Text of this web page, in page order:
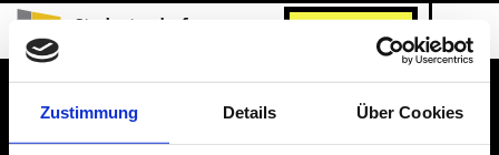
Zustimmung Details Über Cookies
Studentendorf